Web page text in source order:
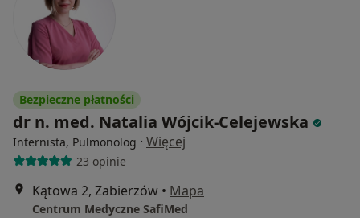
Bezpieczne płatności
dr n. med. Natalia Wójcik-Celejewska
Internista, Pulmonolog · Więcej
23 opinie
Kątowa 2, Zabierzów • Mapa
Centrum Medyczne SafiMed